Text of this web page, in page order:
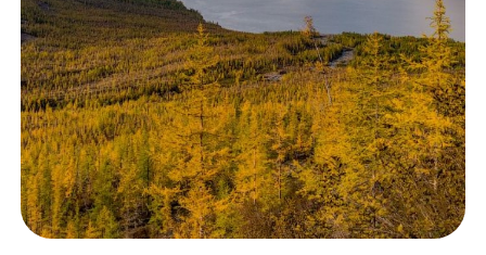
Школьникам
Локации
8 800 700-19-43